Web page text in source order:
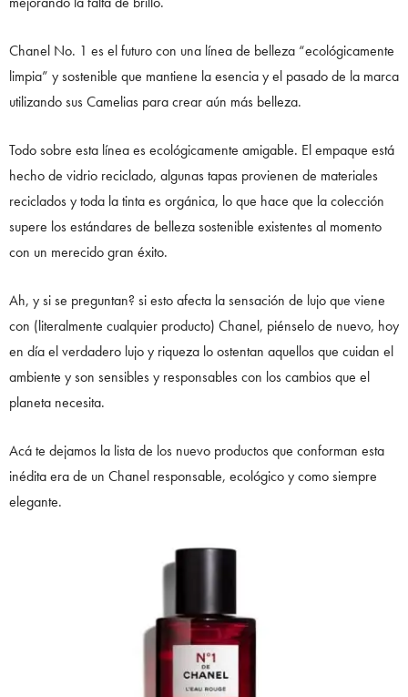
Chanel No. 1 es el futuro con una línea de belleza “ecológicamente
limpia” y sostenible que mantiene la esencia y el pasado de la marca
utilizando sus Camelias para crear aún más belleza.
Todo sobre esta línea es ecológicamente amigable. El empaque está
hecho de vidrio reciclado, algunas tapas provienen de materiales
reciclados y toda la tinta es orgánica, lo que hace que la colección
supere los estándares de belleza sostenible existentes al momento
con un merecido gran éxito.
Ah, y si se preguntan? si esto afecta la sensación de lujo que viene
con (literalmente cualquier producto) Chanel, piénselo de nuevo, hoy
en día el verdadero lujo y riqueza lo ostentan aquellos que cuidan el
ambiente y son sensibles y responsables con los cambios que el
planeta necesita.
Acá te dejamos la lista de los nuevo productos que conforman esta
inédita era de un Chanel responsable, ecológico y como siempre
elegante.